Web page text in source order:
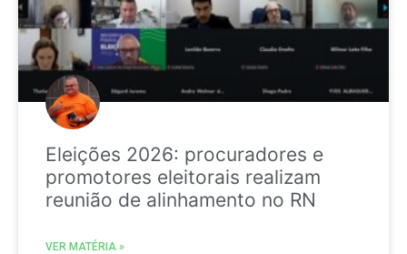
Eleições 2026: procuradores e
promotores eleitorais realizam
reunião de alinhamento no RN
VER MATÉRIA »